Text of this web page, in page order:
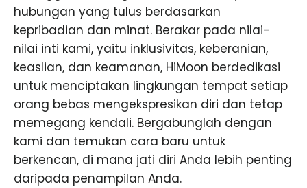
hubungan yang tulus berdasarkan
kepribadian dan minat. Berakar pada nilai-
nilai inti kami, yaitu inklusivitas, keberanian,
keaslian, dan keamanan, HiMoon berdedikasi
untuk menciptakan lingkungan tempat setiap
orang bebas mengekspresikan diri dan tetap
memegang kendali. Bergabunglah dengan
kami dan temukan cara baru untuk
berkencan, di mana jati diri Anda lebih penting
daripada penampilan Anda.